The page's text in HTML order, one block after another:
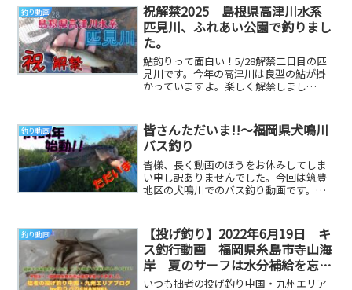
釣り動画
祝解禁2025 島根県高津川水系
匹見川、ふれあい公園で釣りまし
た。
鮎釣りって面白い！5/28解禁二日目の匹
見川です。今年の高津川は良型の鮎が掛
かっていますよ。楽しく解禁しまし
釣り動画
皆さんただいま!!～福岡県犬鳴川
バス釣り
皆様、長く動画のほうをお休みしてしま
い申し訳ありませんでした。今回は筑豊
地区の犬鳴川でのバス釣り動画です。撮
釣り動画
【投げ釣り】2022年6月19日 キ
ス釣行動画 福岡県糸島市寺山海
岸 夏のサーフは水分補給を忘れ
ずに・・・
いつも拙者の投げ釣り中国・九州エリア